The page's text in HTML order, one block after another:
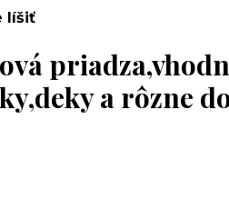
líšiť
a rôzne